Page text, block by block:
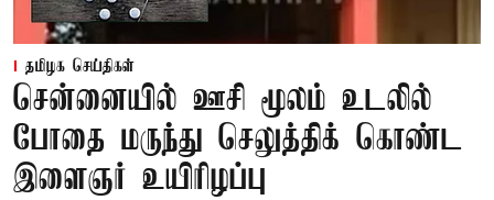
தமிழக செய்திகள்
சென்னையில் ஊசி மூலம் உடலில்
போதை மருந்து செலுத்திக் கொண்ட
இளைஞர் உயிரிழப்பு